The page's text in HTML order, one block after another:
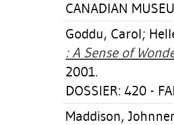
CANADIAN
Goddu, Carol;
: A Sense of
2001.
DOSSIER: 420 -
Maddison,